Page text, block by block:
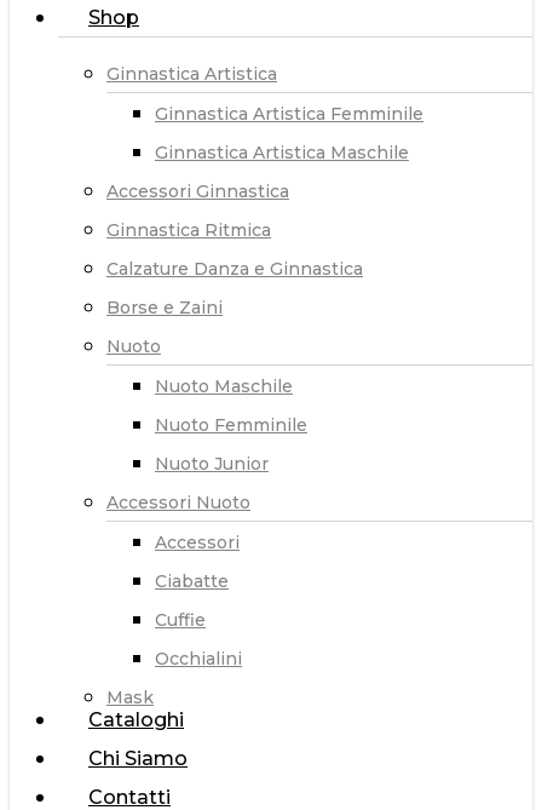
Shop
Ginnastica Artistica
Ginnastica Artistica Femminile
Ginnastica Artistica Maschile
Accessori Ginnastica
Ginnastica Ritmica
Calzature Danza e Ginnastica
Borse e Zaini
Nuoto
Nuoto Maschile
Nuoto Femminile
Nuoto Junior
Accessori Nuoto
Accessori
Ciabatte
Cuffie
Occhialini
Mask
Cataloghi
Chi Siamo
Contatti